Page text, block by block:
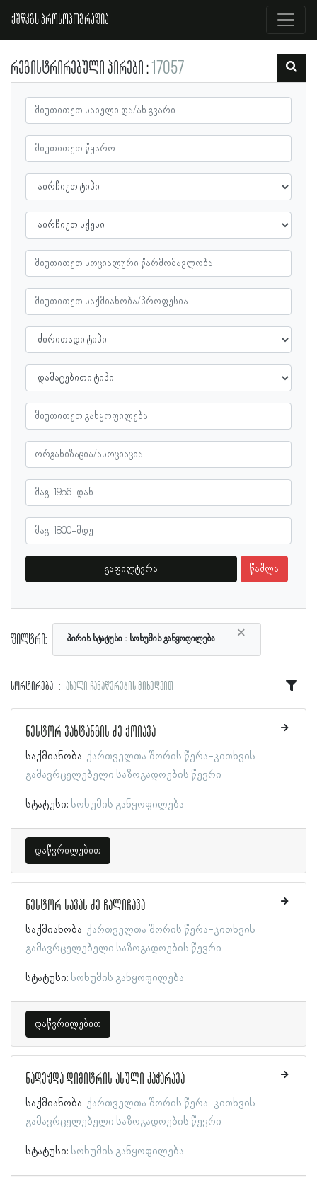
ქშწკგს პროსოპოგრაფია
რეგისტრირებული პირები 17057
გაფილტვრა წაშლა
ფილტრი: ×
პირის სტატუსი სოხუმის განყოფილება
სორტირება ახალი ჩანაწერების მიხედვით
ნესტორ ვახტანგის ძე ქოიავა
საქმიანობა: ქართველთა შორის წერა-კითხვის
გამავრცელებელი საზოგადოების წევრი
სტატუსი: სოხუმის განყოფილება
დაწვრილებით
ნესტორ სავას ძე ჩალიჩავა
საქმიანობა: ქართველთა შორის წერა-კითხვის
გამავრცელებელი საზოგადოების წევრი
სტატუსი: სოხუმის განყოფილება
დაწვრილებით
ნადეჟდა დიმიტრის ასული კაჭარავა
საქმიანობა: ქართველთა შორის წერა-კითხვის
გამავრცელებელი საზოგადოების წევრი
სტატუსი: სოხუმის განყოფილება